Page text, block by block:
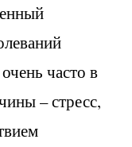
часто в
– стресс,